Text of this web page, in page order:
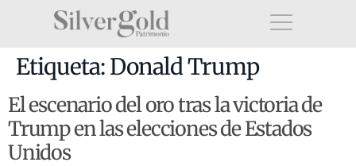
Etiqueta:Donald Trump
El escenario del oro tras la victoria de
Trump en las elecciones de Estados
Unidos